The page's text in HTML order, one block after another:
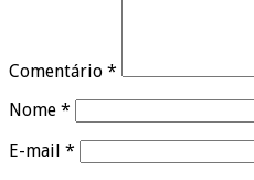
Comentário *
Nome *
E-mail *